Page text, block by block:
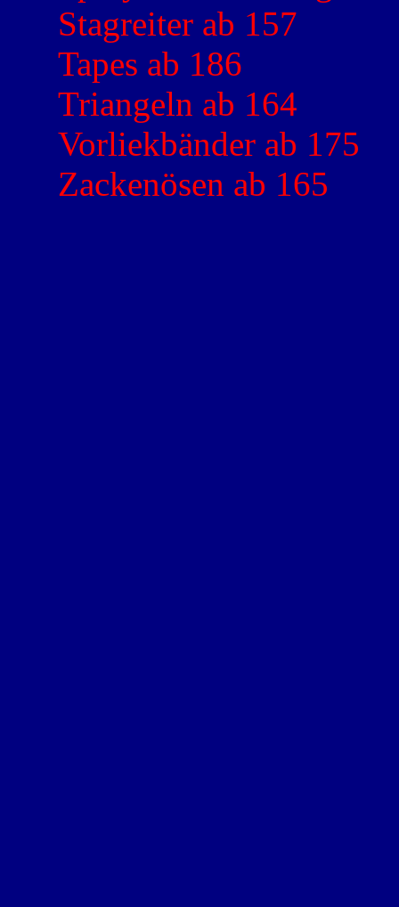
Stagreiter ab 157
Tapes ab 186
Triangeln ab 164
Vorliekbänder ab 175
Zackenösen ab 165